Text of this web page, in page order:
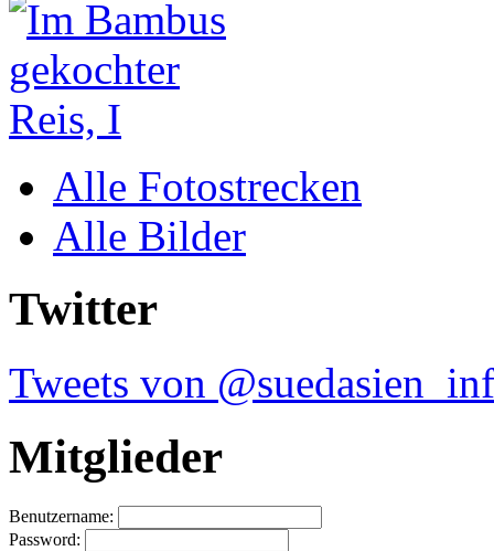
Alle Fotostrecken
Alle Bilder
Twitter
Tweets von
Mitglieder
Benutzername:
Password: